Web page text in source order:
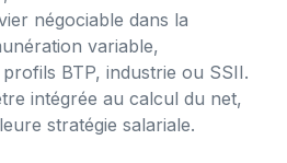
négociable dans la
variable,
BTP, industrie ou SSII.
intégrée au calcul du net,
stratégie salariale.